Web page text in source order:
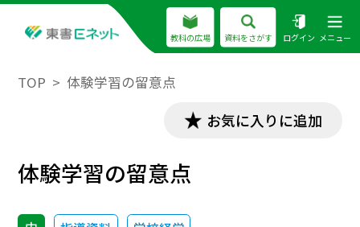
教科の広場 資料をさがす ログイン メニュー
TOP 体験学習の留意点
お気に入りに追加
体験学習の留意点